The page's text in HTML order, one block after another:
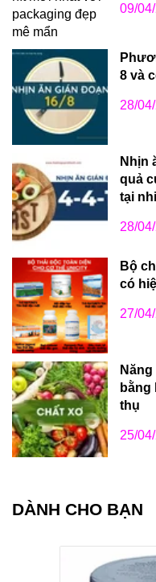
09/
8 và
28/
Nhịn
quả
tại
28/
Bộ
có
27/
bằng
thụ
25/
DÀNH CHO BẠN